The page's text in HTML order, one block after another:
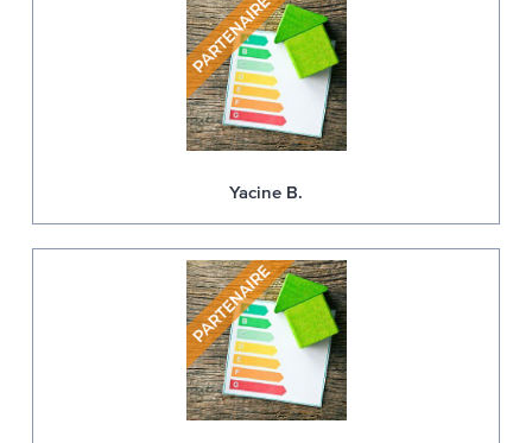
Yacine B.